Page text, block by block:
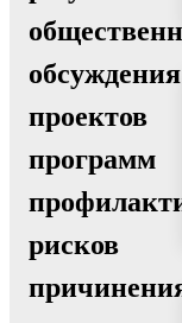
обсуждения
проектов
программ
рисков